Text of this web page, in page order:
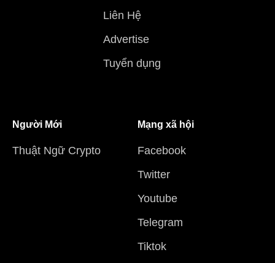
Liên Hệ
Advertise
Tuyển dụng
Người Mới
Thuật Ngữ Crypto
Mạng xã hội
Facebook
Twitter
Youtube
Telegram
Tiktok